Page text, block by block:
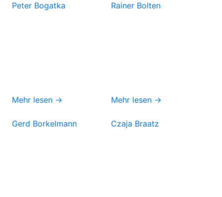
Peter Bogatka
Mehr lesen →
Rainer Bolten
Mehr lesen →
Gerd Borkelmann Czaja Braatz